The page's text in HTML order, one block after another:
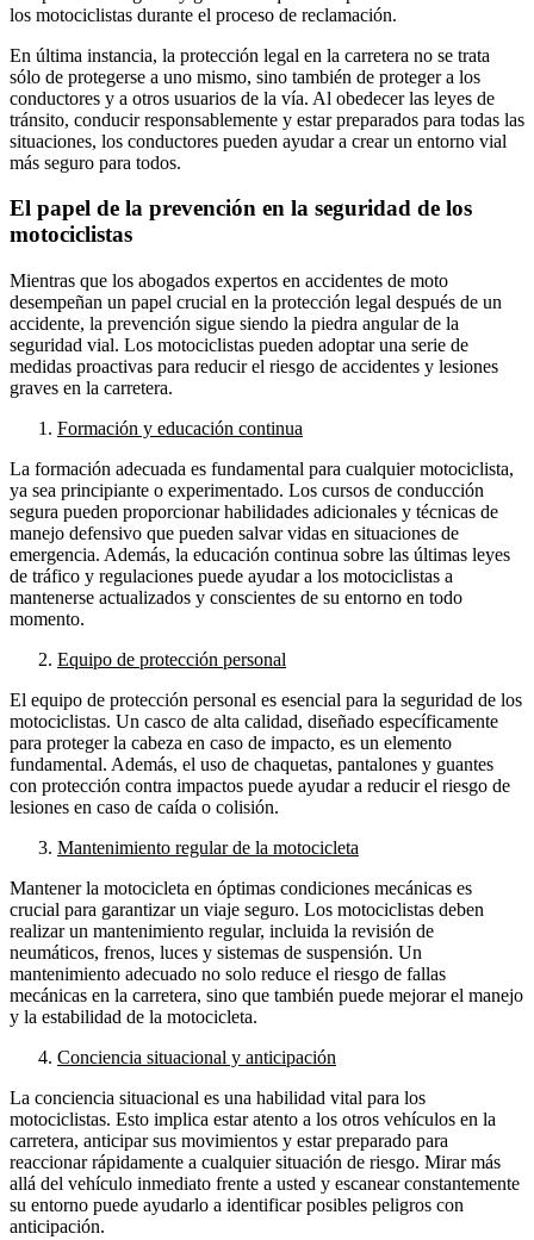
los motociclistas durante el proceso de reclamación.
En última instancia, la protección legal en la carretera no se trata
sólo de protegerse a uno mismo, sino también de proteger a los
conductores y a otros usuarios de la vía. Al obedecer las leyes de
tránsito, conducir responsablemente y estar preparados para todas las
situaciones, los conductores pueden ayudar a crear un entorno vial
más seguro para todos.
El papel de la prevención en la seguridad de los
motociclistas
Mientras que los abogados expertos en accidentes de moto
desempeñan un papel crucial en la protección legal después de un
accidente, la prevención sigue siendo la piedra angular de la
seguridad vial. Los motociclistas pueden adoptar una serie de
medidas proactivas para reducir el riesgo de accidentes y lesiones
graves en la carretera.
Formación y educación continua
La formación adecuada es fundamental para cualquier motociclista,
ya sea principiante o experimentado. Los cursos de conducción
segura pueden proporcionar habilidades adicionales y técnicas de
manejo defensivo que pueden salvar vidas en situaciones de
emergencia. Además, la educación continua sobre las últimas leyes
de tráfico y regulaciones puede ayudar a los motociclistas a
mantenerse actualizados y conscientes de su entorno en todo
momento.
Equipo de protección personal
El equipo de protección personal es esencial para la seguridad de los
motociclistas. Un casco de alta calidad, diseñado específicamente
para proteger la cabeza en caso de impacto, es un elemento
fundamental. Además, el uso de chaquetas, pantalones y guantes
con protección contra impactos puede ayudar a reducir el riesgo de
lesiones en caso de caída o colisión.
Mantenimiento regular de la motocicleta
Mantener la motocicleta en óptimas condiciones mecánicas es
crucial para garantizar un viaje seguro. Los motociclistas deben
realizar un mantenimiento regular, incluida la revisión de
neumáticos, frenos, luces y sistemas de suspensión. Un
mantenimiento adecuado no solo reduce el riesgo de fallas
mecánicas en la carretera, sino que también puede mejorar el manejo
y la estabilidad de la motocicleta.
Conciencia situacional y anticipación
La conciencia situacional es una habilidad vital para los
motociclistas. Esto implica estar atento a los otros vehículos en la
carretera, anticipar sus movimientos y estar preparado para
reaccionar rápidamente a cualquier situación de riesgo. Mirar más
allá del vehículo inmediato frente a usted y escanear constantemente
su entorno puede ayudarlo a identificar posibles peligros con
anticipación.